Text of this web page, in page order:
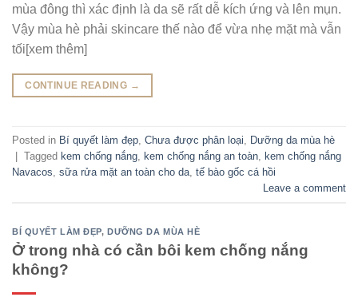
mùa đông thì xác định là da sẽ rất dễ kích ứng và lên mụn.
Vậy mùa hè phải skincare thế nào để vừa nhẹ mặt mà vẫn
tối[xem thêm]
CONTINUE READING →
Posted in Bí quyết làm đẹp Chưa được phân loại
Dưỡng da mùa hè
Tagged kem chống nắng kem chống nắng an toàn
kem chống nắng
Navacos sữa rửa mặt an toàn cho da tế bào gốc cá hồi
Leave a comment
BÍ QUYẾT LÀM ĐẸP, DƯỠNG DA MÙA HÈ
Ở trong nhà có cần bôi kem chống nắng
không?